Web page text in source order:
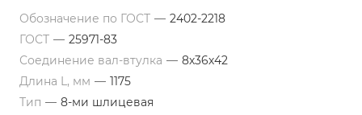
Обозначение по ГОСТ — 2402-2218
ГОСТ — 25971-83
Соединение вал-втулка — 8х36х42
Длина L, мм — 1175
Тип — 8-ми шлицевая